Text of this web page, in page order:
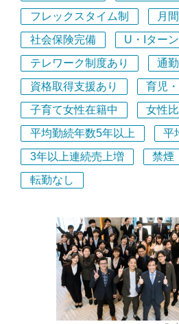
フレックスタイム制
月
社会保険完備
U・Iター
テレワーク制度あり
通
資格取得支援あり
育児
子育て女性在籍中
女性
平均勤続年数5年以上
平
3年以上連続売上増
禁煙
転勤なし